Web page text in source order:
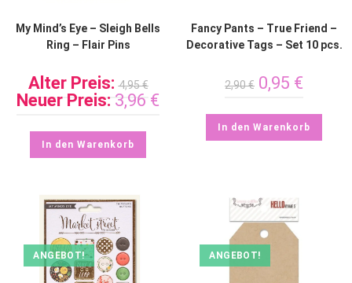
My Mind’s Eye – Sleigh Bells
Ring – Flair Pins
Alter Preis: 4,95€
Neuer Preis: 3,96 €
In den Warenkorb
Fancy Pants – True Friend –
Decorative Tags – Set 10 pcs.
2,90€ 0,95 €
In den Warenkorb
ANGEBOT! ANGEBOT!